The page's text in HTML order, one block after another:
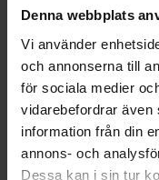
Denna webbplats
Vi använder
och annonserna till
för sociala medier
vidarebefordrar även
information från din
annons- och
Dessa kan i sin tur
Populära